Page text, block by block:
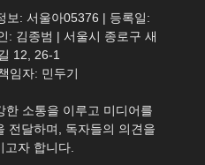
보: 서울아05376 | 등록일:
: 김종범 | 서울시 종로구 새
12, 26-1
임자: 민두기
한 소통을 이루고 미디어를
전달하며, 독자들의 의견을
고자 합니다.